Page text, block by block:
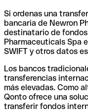
Si ordenas una
bancaria de Newron
destinatario de
Pharmaceuticals Spa
SWIFT y otros datos
Los bancos
transferencias
más elevadas. Como
Qonto ofrece una
transferir fondos